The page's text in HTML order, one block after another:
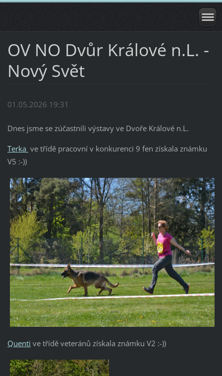
OV NO Dvůr Králové n.L. -
Nový Svět
01.05.2026 19:31
Dnes jsme se zúčastnili výstavy ve Dvoře Králové n.L.
Terka ve třídě pracovní v konkurenci 9 fen získala známku
V5 :-))
Quenti ve třídě veteránů získala známku V2 :-))